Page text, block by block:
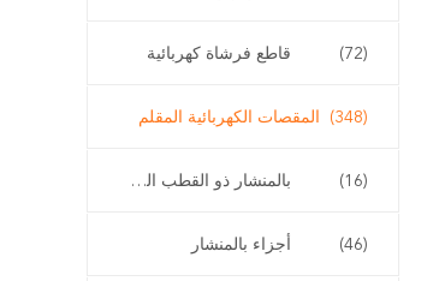
قاطع فرشاة كهربائية (72)
المقصات الكهربائية المقلم (348)
بالمنشار ذو القطب الطويل (16)
أجزاء بالمنشار (46)